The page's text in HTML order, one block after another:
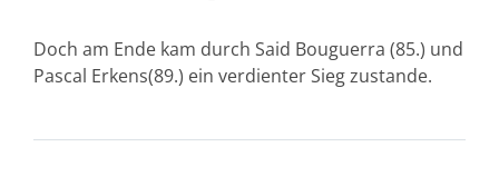
Doch am Ende kam durch Said Bouguerra (85.) und
Pascal Erkens(89.) ein verdienter Sieg zustande.